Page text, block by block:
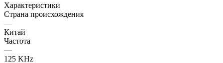
Характеристики
Страна происхождения
—
Китай
Частота
—
125 KHz